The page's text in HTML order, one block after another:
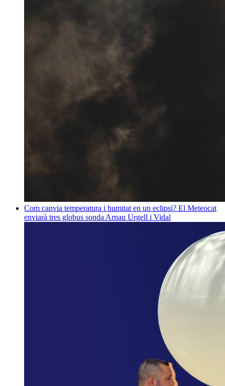
Com canvia temperatura i humitat en un eclipsi? El Meteocat
enviarà tres globus sonda Arnau Urgell i Vidal